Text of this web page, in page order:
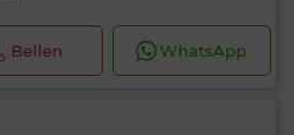
Bellen WhatsApp